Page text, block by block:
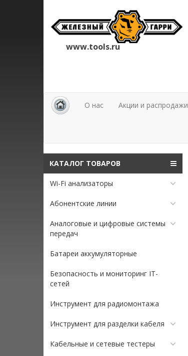
www.tools.ru
О нас Акции и распродажи
КАТАЛОГ ТОВАРОВ
Wi-Fi анализаторы
Абонентские линии
Аналоговые и цифровые системы
передач
Батареи аккумуляторные
Безопасность и мониторинг IT-
сетей
Инструмент для радиомонтажа
Инструмент для разделки кабеля
Кабельные и сетевые тестеры